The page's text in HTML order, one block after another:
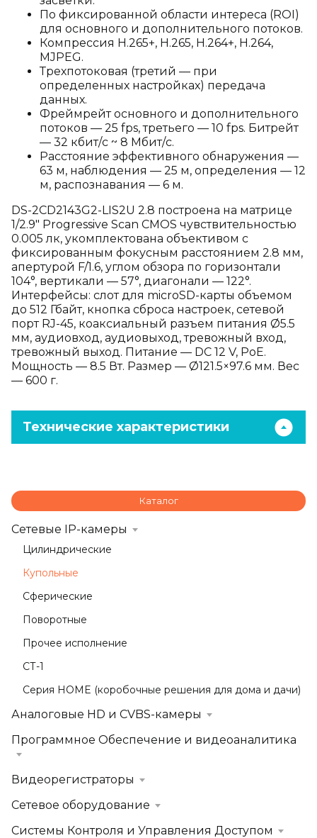
По фиксированной области интереса (ROI)
для основного и дополнительного потоков.
Компрессия H.265+, H.265, H.264+, H.264,
MJPEG.
Трехпотоковая (третий — при
определенных настройках) передача
данных.
Фреймрейт основного и дополнительного
потоков — 25 fps, третьего — 10 fps. Битрейт
— 32 кбит/с ~ 8 Мбит/с.
Расстояние эффективного обнаружения —
63 м, наблюдения — 25 м, определения — 12
м, распознавания — 6 м.
DS-2CD2143G2-LIS2U 2.8 построена на матрице
1/2.9" Progressive Scan CMOS чувствительностью
0.005 лк, укомплектована объективом с
фиксированным фокусным расстоянием 2.8 мм,
апертурой F/1.6, углом обзора по горизонтали
104°, вертикали — 57°, диагонали — 122°.
Интерфейсы: слот для microSD-карты объемом
до 512 Гбайт, кнопка сброса настроек, сетевой
порт RJ-45, коаксиальный разъем питания Ø5.5
мм, аудиовход, аудиовыход, тревожный вход,
тревожный выход. Питание — DC 12 V, PoE.
Мощность — 8.5 Вт. Размер — Ø121.5×97.6 мм. Вес
— 600 г.
Технические характеристики
Каталог
Сетевые IP-камеры
Цилиндрические
Купольные
Сферические
Поворотные
Прочее исполнение
СТ-1
Серия HOME (коробочные решения для дома и дачи)
Аналоговые HD и CVBS-камеры
Программное Обеспечение и видеоаналитика
Видеорегистраторы
Сетевое оборудование
Системы Контроля и Управления Доступом